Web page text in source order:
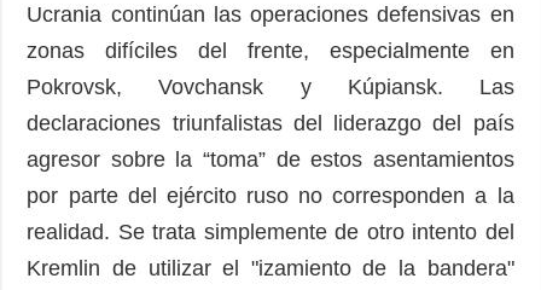
Ucrania continúan las operaciones defensivas en
zonas difíciles del frente, especialmente en
Pokrovsk, Vovchansk y Kúpiansk. Las
declaraciones triunfalistas del liderazgo del país
agresor sobre la “toma” de estos asentamientos
por parte del ejército ruso no corresponden a la
realidad. Se trata simplemente de otro intento del
Kremlin de utilizar el "izamiento de la bandera"